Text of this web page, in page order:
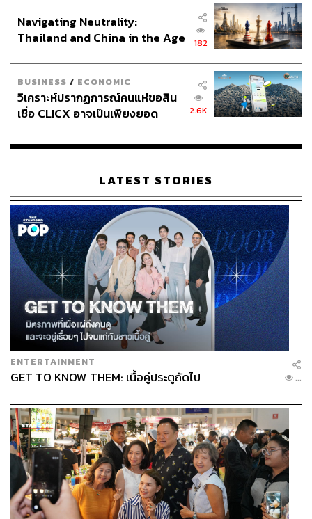
Navigating Neutrality:
Thailand and China in the Age
182
BUSINESS / ECONOMIC
วิเคราะห์ปรากฏการณ์คนแห่ขอสิน
เชื่อ CLICX อาจเป็นเพียงยอด
เรือนไทยที่ถูกซุกไว้
2.6K
LATEST STORIES
ENTERTAINMENT
GET TO KNOW THEM: เนื้อคู่ประตูถัดไป ...